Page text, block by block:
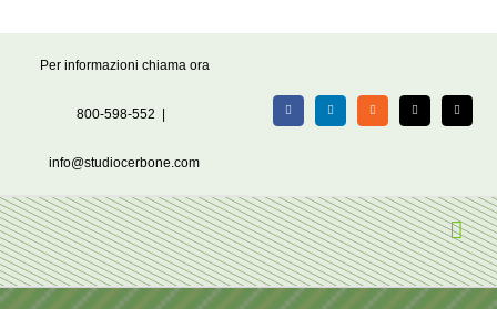
Per informazioni chiama ora
800-598-552
info@studiocerbone.com
FacebookLinkedIn Rss X Email